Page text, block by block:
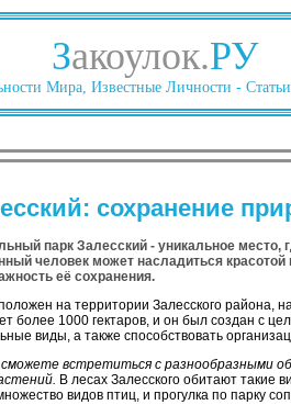
Закоулок.РУ
Мира, Известные Личности -
сохранение
парк Залесский - уникальное место,
человек может насладиться
её сохранения.
на территории Залесского района,
более 1000 гектаров, и он был создан с
виды, а также способствовать
сможете встретиться с разнообразными
В лесах Залесского обитают такие
видов птиц, и прогулка по парку